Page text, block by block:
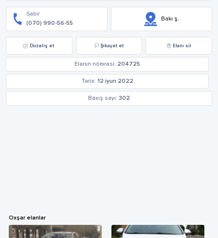
Sabir
(070) 990-56-55
Bakı ş.
Düzəliş et Şikayət et Elanı sil
Elanın nömrəsi: 204725
Tarix: 12 iyun 2022
Baxış sayı: 302
Oxşar elanlar